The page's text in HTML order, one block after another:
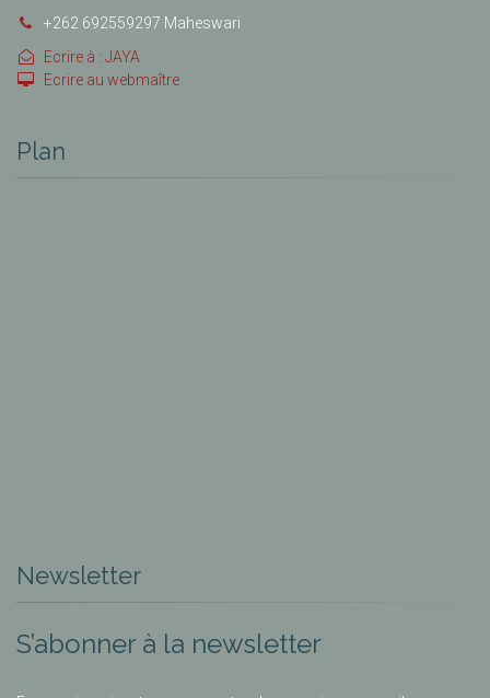
+262 692559297 Maheswari
Ecrire à : JAYA
Ecrire au webmaître
Plan
Newsletter
S’abonner à la newsletter